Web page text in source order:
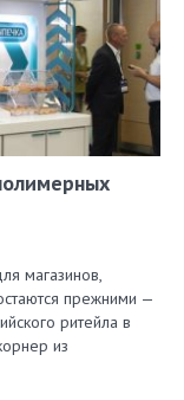
магазинов,
прежними —
ритейла в
из